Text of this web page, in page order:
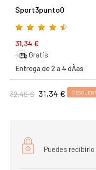
Sport3punto0
31,34 €
Gratis
Entrega de 2 a 4 dÃ­as
32,49 € 31,34 €
Puedes